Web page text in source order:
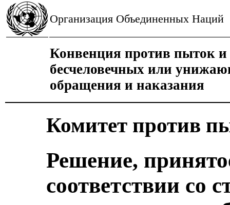
Организация Объединенных Наций
Конвенция против пыток и
бесчеловечных или
обращения и наказания
Комитет против
Решение,
соответствии со